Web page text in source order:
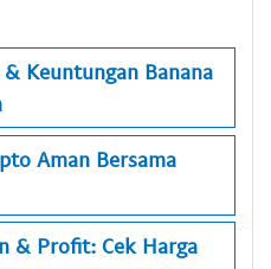
Keuntungan Banana
Aman Bersama
& Profit: Cek Harga